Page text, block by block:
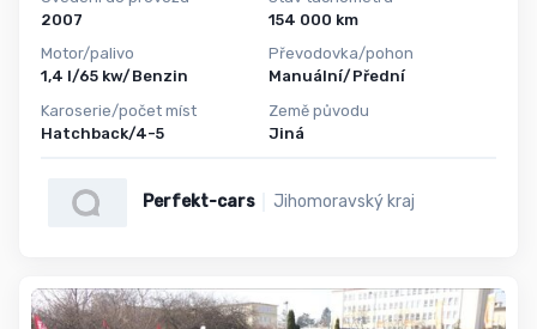
2007
Motor/palivo
1,4 l/65 kw/Benzin
Karoserie/počet míst
Hatchback/4-5
154 000 km
Převodovka/pohon
Manuální/Přední
Země původu
Jiná
Perfekt-cars Jihomoravský kraj